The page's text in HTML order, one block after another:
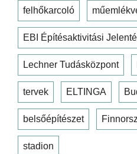
felhőkarcoló
EBI Építésaktivitási
Lechner Tudásközpont
tervek ELTINGA
belsőépítészet
stadion